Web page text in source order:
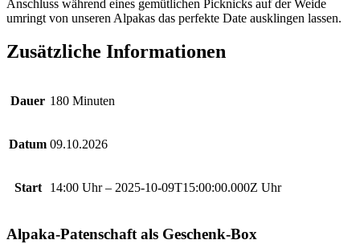
Anschluss während eines gemütlichen Picknicks auf der Weide
umringt von unseren Alpakas das perfekte Date ausklingen lassen.
Zusätzliche Informationen
Dauer 180 Minuten
Datum 09.10.2026
Start 14:00 Uhr – 2025-10-09T15:00:00.000Z Uhr
Alpaka-Patenschaft als Geschenk-Box